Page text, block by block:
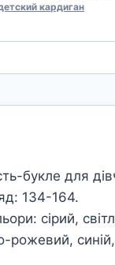
кардиган
букле для
134-164.
сірий,
рожевий,